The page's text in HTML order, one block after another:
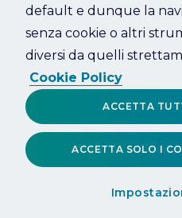
default e dunque la
senza cookie o altri
diversi da quelli
Cookie Policy
ACCETTA SOLO I
ACCETTA